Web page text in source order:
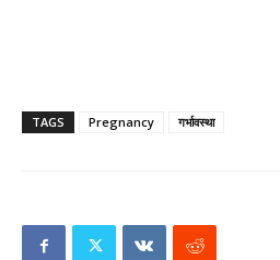
TAGS Pregnancy गर्भावस्था